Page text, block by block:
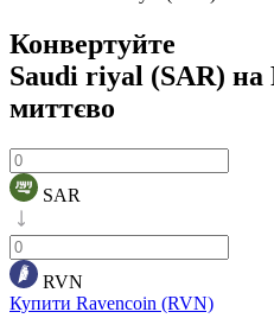
Конвертуйте
Saudi riyal (SAR) на
миттєво
SAR
RVN
Купити Ravencoin (RVN)